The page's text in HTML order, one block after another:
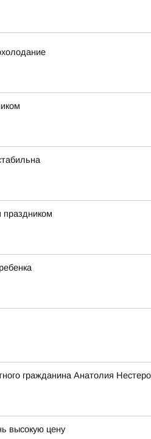
гражданина Анатолия
высокую цену